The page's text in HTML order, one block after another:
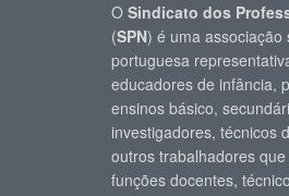
O Sindicato dos
(SPN) é uma associação
portuguesa
educadores de infância,
ensinos básico,
investigadores, técnicos
outros trabalhadores
funções docentes,